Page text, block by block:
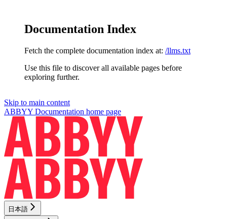
Documentation Index
Fetch the complete documentation index at: /llms.txt
Use this file to discover all available pages before
exploring further.
Skip to main content
ABBYY Documentation home page
日本語